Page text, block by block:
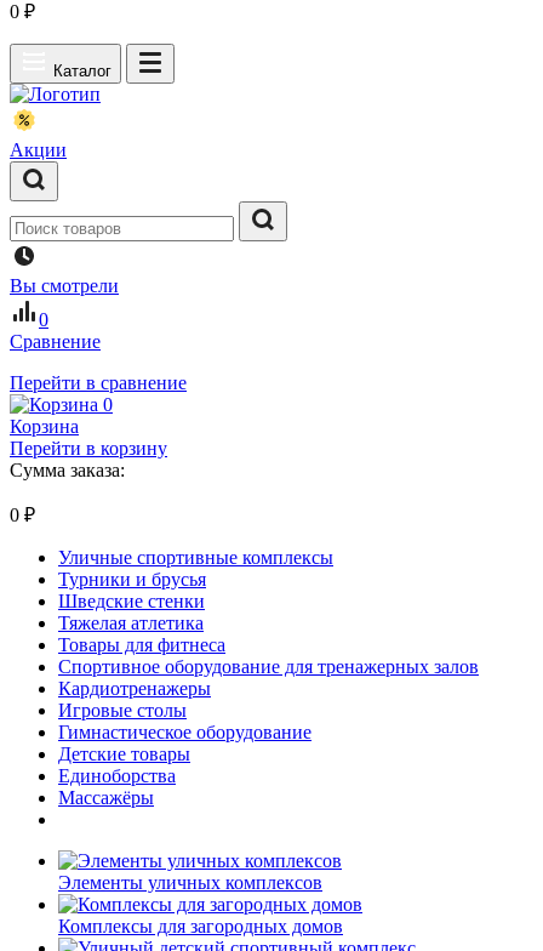
0 ₽
Каталог
Акции
Вы смотрели
0
Сравнение
Перейти в сравнение
0
Корзина
Перейти в корзину
Сумма заказа:
0 ₽
Уличные спортивные комплексы
Турники и брусья
Шведские стенки
Тяжелая атлетика
Товары для фитнеса
Спортивное оборудование для тренажерных залов
Кардиотренажеры
Игровые столы
Гимнастическое оборудование
Детские товары
Единоборства
Массажёры
Элементы уличных комплексов
Комплексы для загородных домов